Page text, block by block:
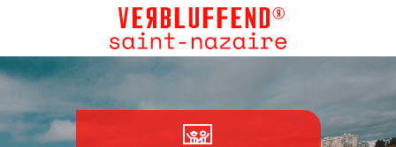
contenu
principal